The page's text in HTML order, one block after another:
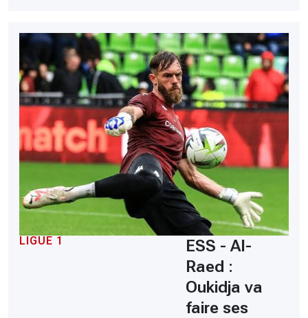
LIGUE 1
ESS - Al-
Raed :
Oukidja va
faire ses